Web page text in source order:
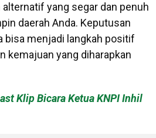
alternatif yang segar dan penuh
daerah Anda. Keputusan
bisa menjadi langkah positif
kemajuan yang diharapkan
Klip Bicara Ketua KNPI Inhil